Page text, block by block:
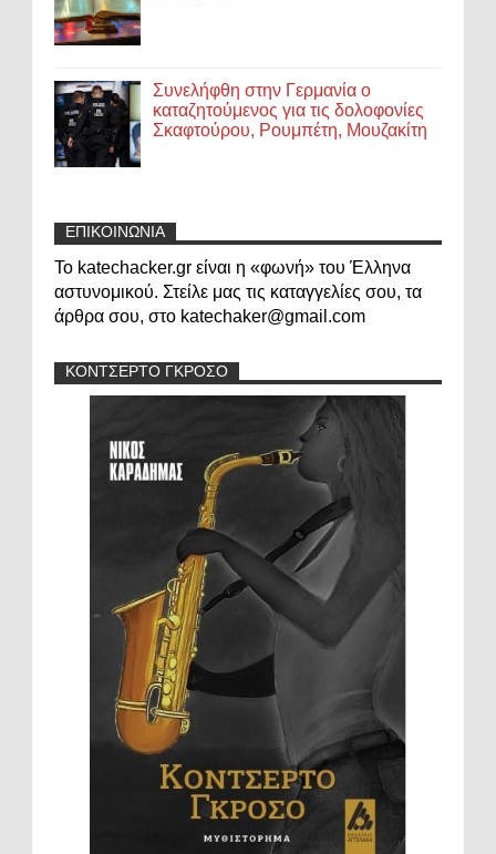
Συνελήφθη στην Γερμανία ο
καταζητούμενος για τις δολοφονίες
Σκαφτούρου, Ρουμπέτη, Μουζακίτη
ΕΠΙΚΟΙΝΩΝΙΑ
Το katechacker.gr είναι η «φωνή» του Έλληνα
αστυνομικού. Στείλε μας τις καταγγελίες σου, τα
άρθρα σου, στο katechaker@gmail.com
ΚΟΝΤΣΕΡΤΟ ΓΚΡΟΣΟ